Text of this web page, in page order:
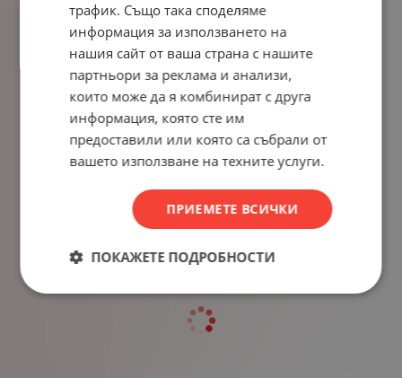
трафик. Също така споделяме
информация за използването на
нашия сайт от ваша страна с нашите
партньори за реклама и анализи,
които може да я комбинират с друга
информация, която сте им
предоставили или която са събрали от
вашето използване на техните услуги.
ПРИЕМЕТЕ ВСИЧКИ
ПОКАЖЕТЕ ПОДРОБНОСТИ